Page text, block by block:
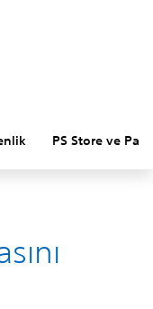
PS Store ve